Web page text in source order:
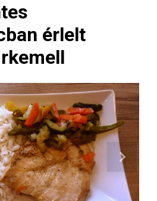
érlelt
Next